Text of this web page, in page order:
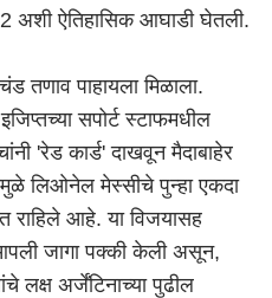
अशी ऐतिहासिक आघाडी घेतली.
तणाव पाहायला मिळाला.
सपोर्ट स्टाफमधील
'रेड कार्ड' दाखवून मैदाबाहेर
लिओनेल मेस्सीचे पुन्हा एकदा
राहिले आहे. या विजयासह
जागा पक्की केली असून,
लक्ष अर्जेंटिनाच्या पुढील